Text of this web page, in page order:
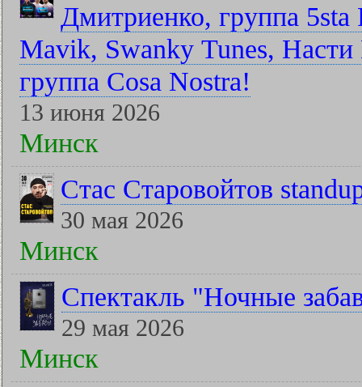
Дмитриенко, группа
Mavik, Swanky Tunes, Насти
группа Cosa Nostra!
13 июня 2026
Минск
Стас Старовойтов
30 мая 2026
Минск
Спектакль "Ночные
29 мая 2026
Минск